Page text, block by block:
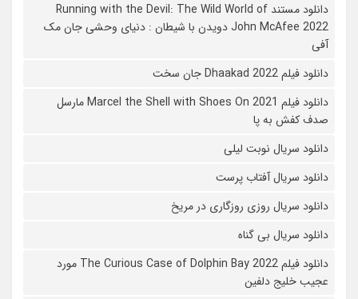
دانلود مستند Running with the Devil: The Wild World of
John McAfee 2022 دویدن با شیطان : دنیای وحشی جان مک
آفی
دانلود فیلم Dhaakad 2022 جان سخت
دانلود فیلم Marcel the Shell with Shoes On 2021 مارسل
صدف کفش به پا
دانلود سریال نوبت لیلی
دانلود سریال آفتاب پرست
دانلود سریال روزی روزگاری در مریخ
دانلود سریال بی گناه
دانلود فیلم The Curious Case of Dolphin Bay 2022 مورد
عجیب خلیج دلفین